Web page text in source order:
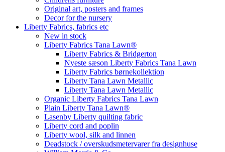
Original art, posters and frames
Decor for the nursery
Liberty Fabrics, fabrics etc
New in stock
Liberty Fabrics Tana Lawn®
Liberty Fabrics & Bridgerton
Nyeste sæson Liberty Fabrics Tana Lawn
Liberty Fabrics børnekollektion
Liberty Tana Lawn Metallic
Liberty Tana Lawn Metallic
Organic Liberty Fabrics Tana Lawn
Plain Liberty Tana Lawn®
Lasenby Liberty quilting fabric
Liberty cord and poplin
Liberty wool, silk and linnen
Deadstock / overskudsmetervarer fra designhuse